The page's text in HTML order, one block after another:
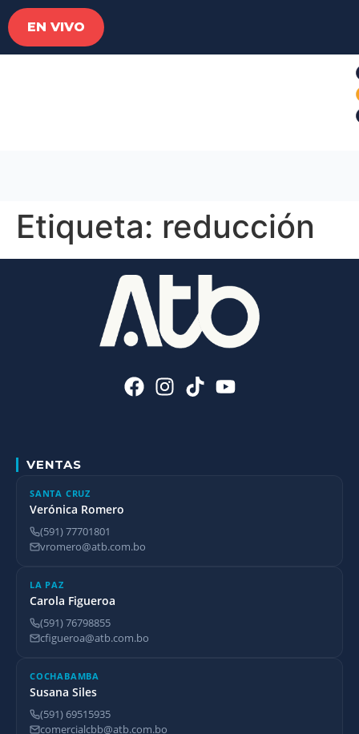
EN VIVO
Etiqueta: reducción
VENTAS
SANTA CRUZ
Verónica Romero
(591) 77701801
vromero@atb.com.bo
LA PAZ
Carola Figueroa
(591) 76798855
cfigueroa@atb.com.bo
COCHABAMBA
Susana Siles
(591) 69515935
comercialcbb@atb.com.bo